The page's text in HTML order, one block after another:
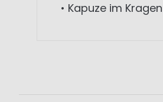
• Kapuze im Kragen